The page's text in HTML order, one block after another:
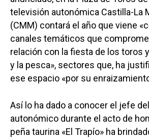
televisión autonómica Castilla-La
(CMM) contará el año que viene
canales temáticos que
relación con la fiesta de los toros
y la pesca», sectores que, ha
ese espacio «por su
Así lo ha dado a conocer el jefe
autonómico durante el acto de
peña taurina «El Trapío» ha